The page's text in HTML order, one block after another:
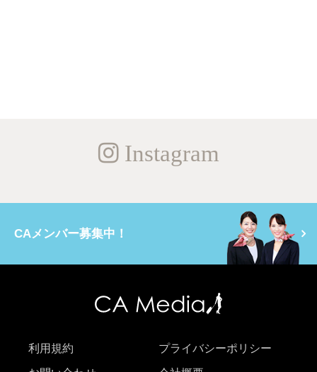
Instagram
CAメンバー募集中！
利用規約 プライバシーポリシー